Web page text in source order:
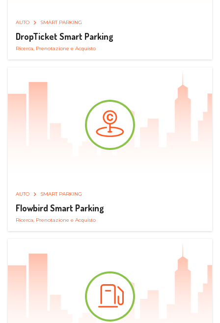
AUTO SMART PARKING
DropTicket Smart Parking
Ricerca, Prenotazione e Acquisto
AUTO SMART PARKING
Flowbird Smart Parking
Ricerca, Prenotazione e Acquisto